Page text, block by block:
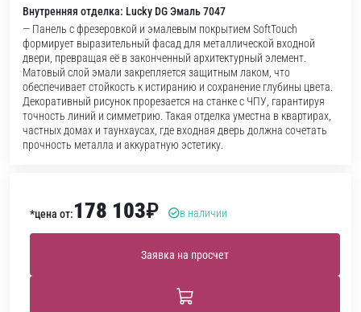
Внутренняя отделка: Lucky DG Эмаль 7047
— Панель с фрезеровкой и эмалевым покрытием SoftTouch
формирует выразительный фасад для металлической входной
двери, превращая её в законченный архитектурный элемент.
Матовый слой эмали закрепляется защитным лаком, что
обеспечивает стойкость к истиранию и сохранение глубины цвета.
Декоративный рисунок прорезается на станке с ЧПУ, гарантируя
точность линий и симметрию. Такая отделка уместна в квартирах,
частных домах и таунхаусах, где входная дверь должна сочетать
прочность металла и аккуратную эстетику.
*цена от:178 103₽ в наличии
Заявка на просчет